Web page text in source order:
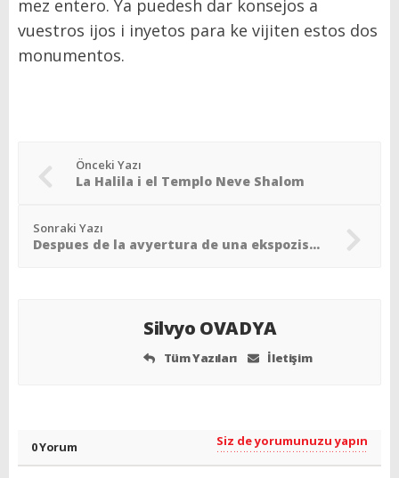
mez entero. Ya puedesh dar konsejos a
vuestros ijos i inyetos para ke vijiten estos dos
monumentos.
Önceki Yazı
La Halila i el Templo Neve Shalom
Sonraki Yazı
Despues de la avyertura de una ekspozision en la Sinagoga de Ahrida
Silvyo OVADYA
Tüm Yazıları İletişim
0 Yorum Siz de yorumunuzu yapın